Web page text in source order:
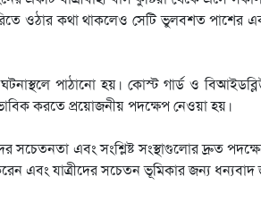
ওঠার কথা থাকলেও সেটি ভুলবশত
পাঠানো হয়। কোস্ট গার্ড ও
করতে প্রয়োজনীয় পদক্ষেপ নেওয়া হয়।
সচেতনতা এবং সংশ্লিষ্ট সংস্থাগুলোর দ্রুত
এবং যাত্রীদের সচেতন ভূমিকার জন্য ধন্যবাদ